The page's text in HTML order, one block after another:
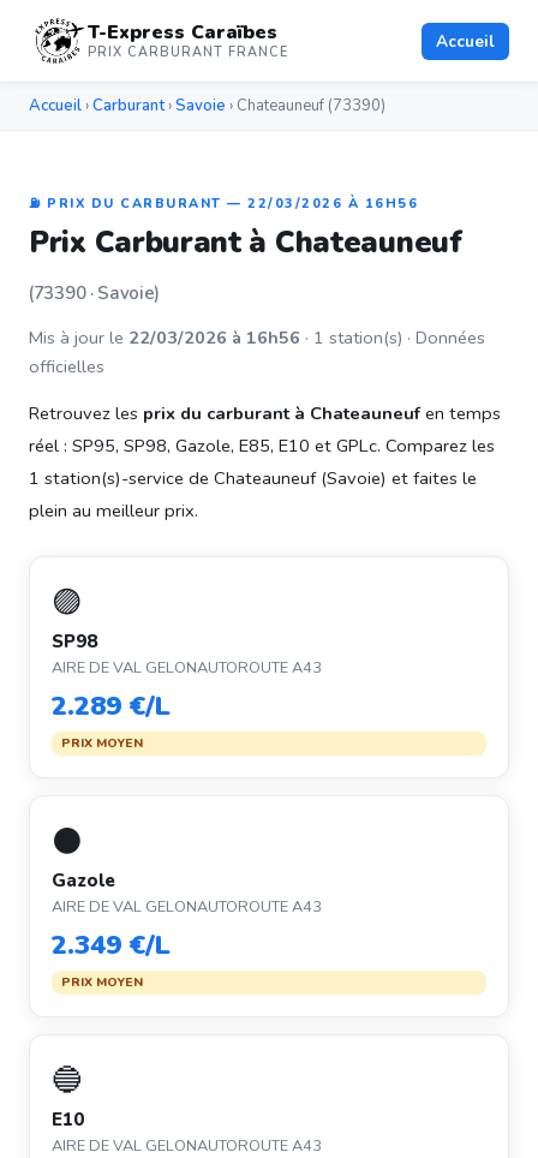
T-Express Caraïbes
PRIX CARBURANT FRANCE Accueil
Accueil ›Carburant›Savoie › Chateauneuf (73390)
⛽ PRIX DU CARBURANT — 22/03/2026 À 16H56
Prix Carburant à Chateauneuf
(73390 · Savoie)
Mis à jour le 22/03/2026 à 16h56 · 1 station(s) · Données
officielles
Retrouvez les prix du carburant à Chateauneufen temps
réel : SP95, SP98, Gazole, E85, E10 et GPLc. Comparez les
1 station(s)-service de Chateauneuf (Savoie) et faites le
plein au meilleur prix.
🟣
SP98
AIRE DE VAL GELONAUTOROUTE A43
2.289 €/L
PRIX MOYEN
⚫
Gazole
AIRE DE VAL GELONAUTOROUTE A43
2.349 €/L
PRIX MOYEN
🔵
E10
AIRE DE VAL GELONAUTOROUTE A43